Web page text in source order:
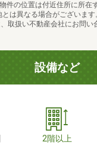
件の位置は付近住所に所在
は異なる場合がございます
取扱い不動産会社にお問い
設備など
2階以上